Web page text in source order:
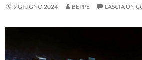
9 GIUGNO 2024 BEPPE LASCIA UN